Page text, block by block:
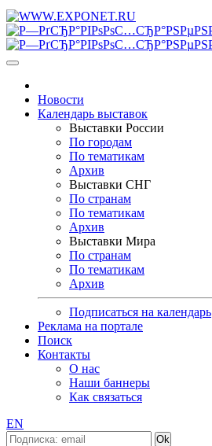
Новости
Календарь выставок
Выставки России
По городам
По тематикам
Архив
Выставки СНГ
По странам
По тематикам
Архив
Выставки Мира
По странам
По тематикам
Архив
Подписаться на календарь
Реклама на портале
Поиск
Контакты
О нас
Наши баннеры
Как связаться
EN